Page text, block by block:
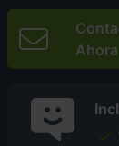
Ahora